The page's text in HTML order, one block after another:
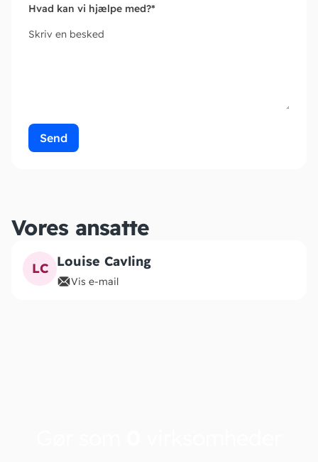
Hvad kan vi hjælpe med?*
Skriv en besked
Send
Vores ansatte
LC Louise Cavling
Vis e-mail